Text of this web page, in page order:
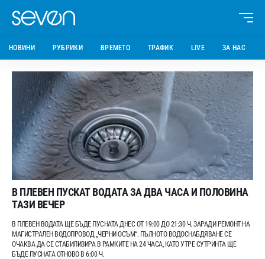
НОВИНИ РУБРИКИ ВРЕМЕТО ТРАФИК LIVE ЗА НАС
В ПЛЕВЕН ПУСКАТ ВОДАТА ЗА ДВА ЧАСА И ПОЛОВИНА
ТАЗИ ВЕЧЕР
В ПЛЕВЕН ВОДАТА ЩЕ БЪДЕ ПУСНАТА ДНЕС ОТ 19:00 ДО 21:30 Ч. ЗАРАДИ РЕМОНТ НА
МАГИСТРАЛЕН ВОДОПРОВОД „ЧЕРНИ ОСЪМ“. ПЪЛНОТО ВОДОСНАБДЯВАНЕ СЕ
ОЧАКВА ДА СЕ СТАБИЛИЗИРА В РАМКИТЕ НА 24 ЧАСА, КАТО УТРЕ СУТРИНТА ЩЕ
БЪДЕ ПУСНАТА ОТНОВО В 6:00 Ч.